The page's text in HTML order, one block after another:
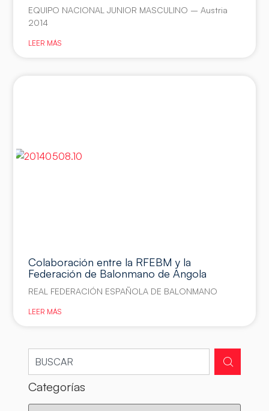
EQUIPO NACIONAL JUNIOR MASCULINO – Austria
2014
LEER MÁS
Colaboración entre la RFEBM y la
Federación de Balonmano de Angola
REAL FEDERACIÓN ESPAÑOLA DE BALONMANO
LEER MÁS
Categorías